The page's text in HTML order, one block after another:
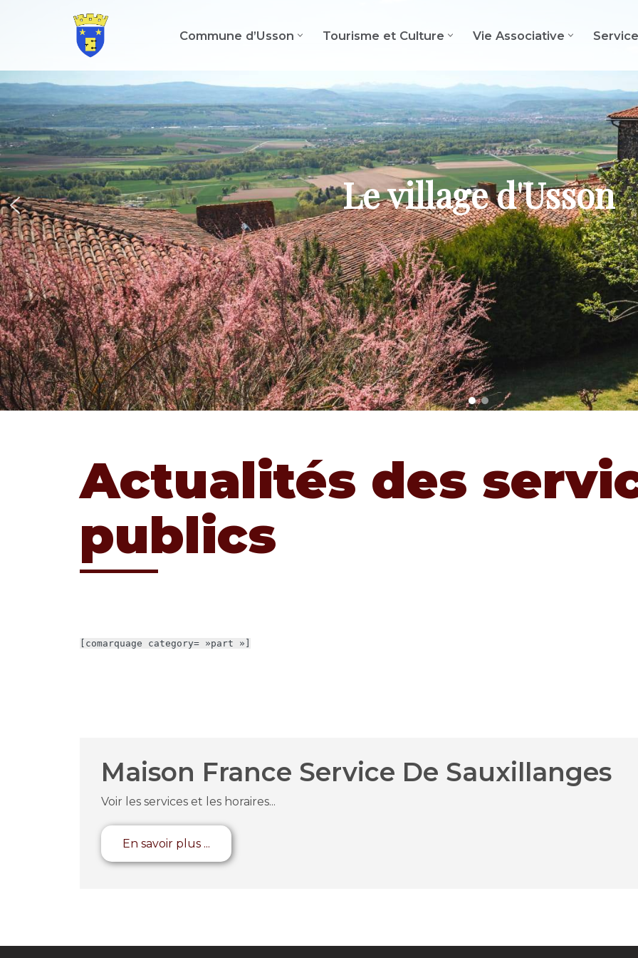
contenu
Commune d’Usson Tourisme et Culture Vie Associative
Le village d'Usson
Actualités des
publics
[comarquage category= »part »]
Maison France Service De Sauxillanges
Voir les services et les horaires...
En savoir plus ...